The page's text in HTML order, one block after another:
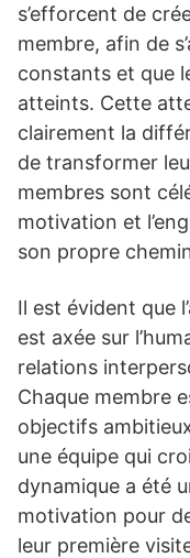
s’efforcent de
membre, afin de
constants et que
atteints. Cette
clairement la
de transformer
membres sont
motivation et
son propre
Il est évident que
est axée sur
relations
Chaque membre
objectifs
une équipe qui
dynamique a été
motivation pour
leur première